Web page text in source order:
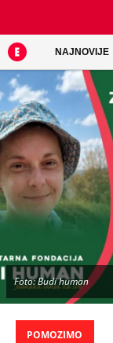
NAJNOVIJE
Foto: Budi human
POMOZIMO